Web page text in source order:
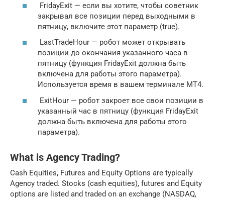
FridayExit — если вы хотите, чтобы советник
закрывал все позиции перед выходными в
пятницу, включите этот параметр (true).
LastTradeHour — робот может открывать
позиции до окончания указанного часа в
пятницу (функция FridayExit должна быть
включена для работы этого параметра).
Используется время в вашем терминале МТ4.
ExitHour — робот закроет все свои позиции в
указанный час в пятницу (функция FridayExit
должна быть включена для работы этого
параметра).
What is Agency Trading?
Cash Equities, Futures and Equity Options are typically
Agency traded. Stocks (cash equities), futures and Equity
options are listed and traded on an exchange (NASDAQ,